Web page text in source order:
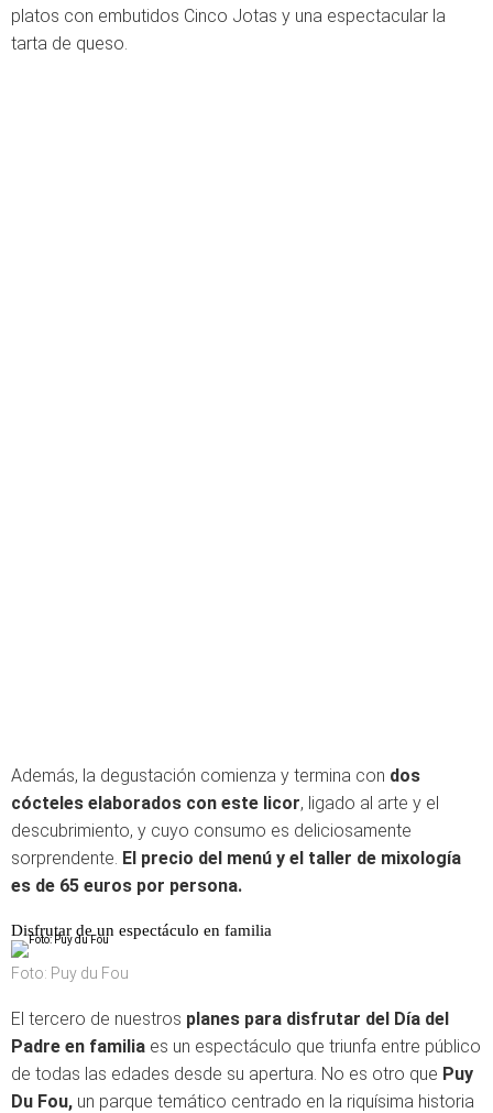
platos con embutidos Cinco Jotas y una espectacular la
tarta de queso.
Además, la degustación comienza y termina con dos
cócteles elaborados con este licor, ligado al arte y el
descubrimiento, y cuyo consumo es deliciosamente
sorprendente. El precio del menú y el taller de mixología
es de 65 euros por persona.
Disfrutar de un espectáculo en familia
Foto: Puy du Fou
El tercero de nuestros planes para disfrutar del Día del
Padre en familia es un espectáculo que triunfa entre público
de todas las edades desde su apertura. No es otro que Puy
Du Fou, un parque temático centrado en la riquísima historia